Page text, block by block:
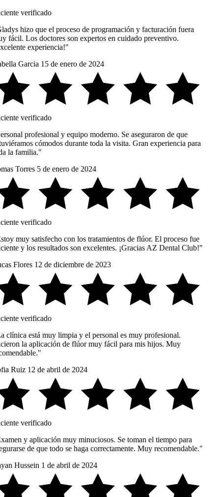
verificado
hizo que el proceso de programación y facturación fuera
fácil. Los doctores son expertos en cuidado preventivo.
experiencia!"
Garcia 15 de enero de 2024
verificado
profesional y equipo moderno. Se aseguraron de que
cómodos durante toda la visita. Gran experiencia para
la familia."
Torres 5 de enero de 2024
verificado
muy satisfecho con los tratamientos de flúor. El proceso fue
y los resultados son excelentes. ¡Gracias AZ Dental Club!"
Flores 12 de diciembre de 2023
verificado
clínica está muy limpia y el personal es muy profesional.
la aplicación de flúor muy fácil para mis hijos. Muy
Ruiz 12 de abril de 2024
verificado
y aplicación muy minuciosos. Se toman el tiempo para
de que todo se haga correctamente. Muy recomendable."
Hussein 1 de abril de 2024